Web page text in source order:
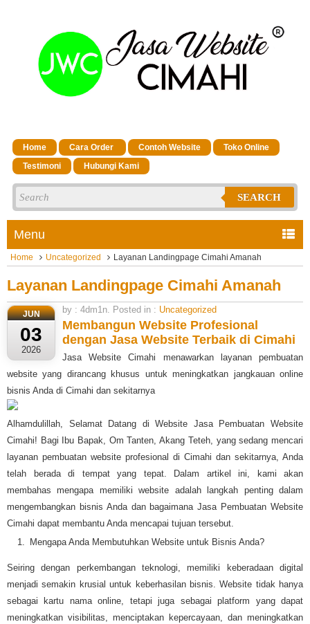
Home Cara Order Contoh Website
Toko Online
Testimoni
Hubungi Kami
SEARCH
Menu
Home Uncategorized Layanan Landingpage Cimahi Amanah
Layanan Landingpage Cimahi Amanah
JUN
03
2026
by : 4dm1n. Posted in : Uncategorized
Membangun Website Profesional
dengan Jasa Website Terbaik di Cimahi
Jasa Website Cimahi menawarkan layanan pembuatan
website yang dirancang khusus untuk meningkatkan jangkauan online
bisnis Anda di Cimahi dan sekitarnya
Alhamdulillah, Selamat Datang di Website Jasa Pembuatan Website
Cimahi! Bagi Ibu Bapak, Om Tanten, Akang Teteh, yang sedang mencari
layanan pembuatan website profesional di Cimahi dan sekitarnya, Anda
telah berada di tempat yang tepat. Dalam artikel ini, kami akan
membahas mengapa memiliki website adalah langkah penting dalam
mengembangkan bisnis Anda dan bagaimana Jasa Pembuatan Website
Cimahi dapat membantu Anda mencapai tujuan tersebut.
Mengapa Anda Membutuhkan Website untuk Bisnis Anda?
Seiring dengan perkembangan teknologi, memiliki keberadaan digital
menjadi semakin krusial untuk keberhasilan bisnis. Website tidak hanya
sebagai kartu nama online, tetapi juga sebagai platform yang dapat
meningkatkan visibilitas, menciptakan kepercayaan, dan meningkatkan